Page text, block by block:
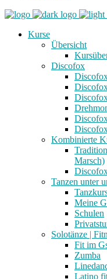
Kurse
Übersicht
Discofox
Kombinierte
Marsch)
Tanzen unter
Meine
Schulen
Solotänze |
Fit im
Zumba
Latino